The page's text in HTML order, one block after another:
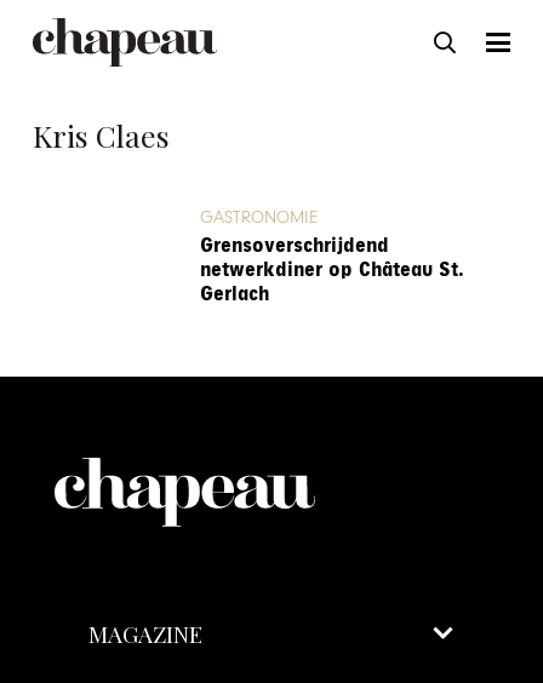
Kris Claes
GASTRONOMIE
Grensoverschrijdend
netwerkdiner op Château St.
Gerlach
MAGAZINE